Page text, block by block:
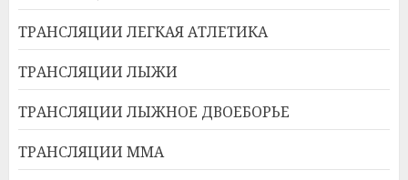
ТРАНСЛЯЦИИ ЛЕГКАЯ АТЛЕТИКА
ТРАНСЛЯЦИИ ЛЫЖИ
ТРАНСЛЯЦИИ ЛЫЖНОЕ ДВОЕБОРЬЕ
ТРАНСЛЯЦИИ ММА